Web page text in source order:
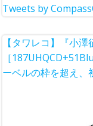
Tweets by
【タワレコ】『小
［
ーベルの枠を超え、